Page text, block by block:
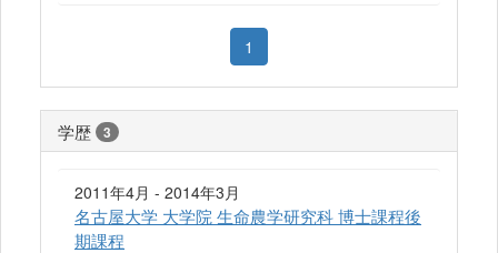
1
学歴 3
2011年4月 - 2014年3月
名古屋大学 大学院 生命農学研究科 博士課程後
期課程